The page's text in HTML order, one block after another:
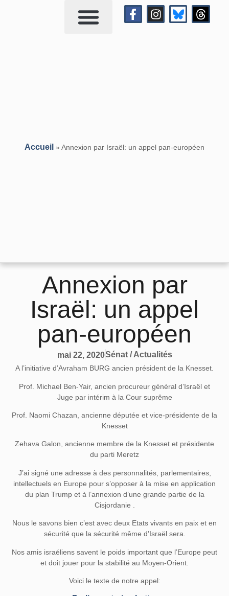
Accueil » Annexion par Israël: un appel pan-européen
Annexion par
Israël: un appel
pan-européen
mai 22, 2020Sénat / Actualités
A l’initiative d’Avraham BURG ancien président de la Knesset.
Prof. Michael Ben-Yair, ancien procureur général d’Israël et
Juge par intérim à la Cour suprême
Prof. Naomi Chazan, ancienne députée et vice-présidente de la
Knesset
Zehava Galon, ancienne membre de la Knesset et présidente
du parti Meretz
J’ai signé une adresse à des personnalités, parlementaires,
intellectuels en Europe pour s’opposer à la mise en application
du plan Trump et à l’annexion d’une grande partie de la
Cisjordanie .
Nous le savons bien c’est avec deux Etats vivants en paix et en
sécurité que la sécurité même d’Israël sera.
Nos amis israéliens savent le poids important que l’Europe peut
et doit jouer pour la stabilité au Moyen-Orient.
Voici le texte de notre appel: